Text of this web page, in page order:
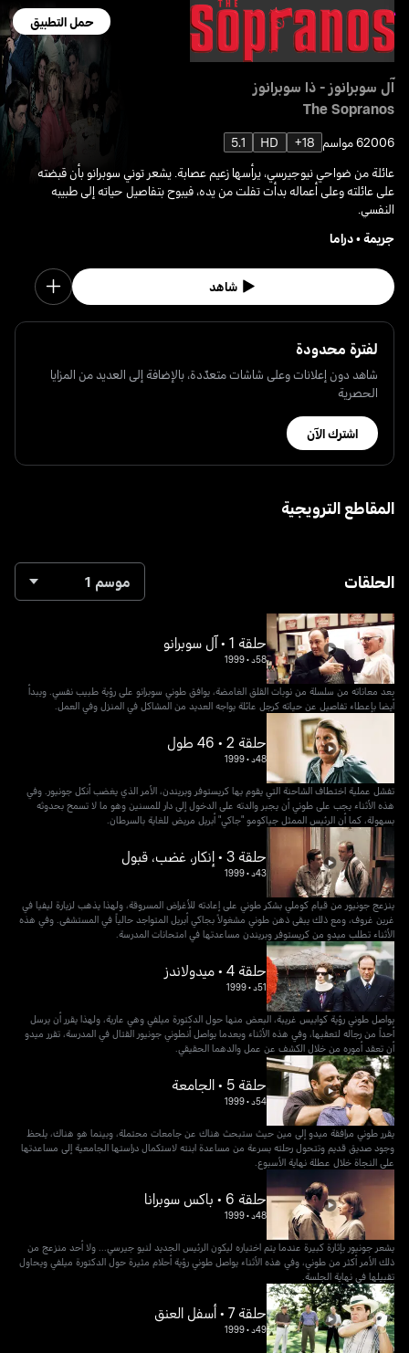
حمل التطبيق
آل سوبرانوز - ذا سوبرانوز
The Sopranos
20066 مواسم 18+
HD
5.1
عائلة من ضواحي نيوجيرسي، يرأسها زعيم عصابة. يشعر توني سوبرانو بأن قبضته
على عائلته وعلى أعماله بدأت تفلت من يده، فيبوح بتفاصيل حياته إلى طبيبه
النفسي.
جريمة•دراما
شاهد
لفترة محدودة
شاهد دون إعلانات وعلى شاشات متعدّدة، بالإضافة إلى العديد من المزايا
الحصرية
اشترك الآن
المقاطع الترويجية
الحلقات موسم 1
حلقة 1 • آل سوبرانو
58د •
1999
بعد معاناته من سلسلة من نوبات القلق الغامضة، يوافق طوني سوبرانو على رؤية طبيب نفسي. ويبدأ
أيضا بإعطاء تفاصيل عن حياته كرجل عائلة يواجه العديد من المشاكل في المنزل وفي العمل.
حلقة 2 • 46 طول
48د •
1999
تفشل عملية اختطاف الشاحنة التي يقوم بها كريستوفر وبريندن، الأمر الذي يغضب أنكل جونيور. وفي
هذه الأثناء يجب على طوني أن يجبر والدته على الدخول إلى دار للمسنين وهو ما لا تسمح بحدوثه
بسهولة، كما أن الرئيس الممثل جياكومو "جاكي" أبريل مريض للغاية بالسرطان.
حلقة 3 • إنكار، غضب، قبول
43د •
1999
ينزعج جونيور من قيام كوملي بشكر طوني على إعادته للأغراض المسروقة، ولهذا يذهب لزيارة ليفيا في
غرين غروف، ومع ذلك يبقى ذهن طوني مشغولاً بجاكي أبريل المتواجد حالياً في المستشفى. وفي هذه
الأثناء تطلب ميدو من كريستوفر وبريندن مساعدتها في امتحانات المدرسة.
حلقة 4 • ميدولاندز
51د •
1999
يواصل طوني رؤية كوابيس غريبة، البعض منها حول الدكتورة ميلفي وهي عارية، ولهذا يقرر أن يرسل
أحداً من رجاله لتعقبها، وفي هذه الأثناء وبعدما يواصل أنطوني جونيور القتال في المدرسة، تقرر ميدو
أن تعقد أموره من خلال الكشف عن عمل والدهما الحقيقي.
حلقة 5 • الجامعة
54د •
1999
يقرر طوني مرافقة ميدو إلى مين حيث ستبحث هناك عن جامعات محتملة، وبينما هو هناك، يلحظ
وجود صديق قديم وتتحول رحلته بسرعة من مساعدة ابنته لاستكمال دراستها الجامعية إلى مساعدتها
على النجاة خلال عطلة نهاية الأسبوع.
حلقة 6 • باكس سوبرانا
48د •
1999
يشعر جونيور بإثارة كبيرة عندما يتم اختياره ليكون الرئيس الجديد لنيو جيرسي... ولا أحد منزعج من
ذلك الأمر أكثر من طوني، وفي هذه الأثناء يواصل طوني رؤية أحلام مثيرة حول الدكتورة ميلفي ويحاول
تقبيلها في نهاية الجلسة.
حلقة 7 • أسفل العنق
49د •
1999